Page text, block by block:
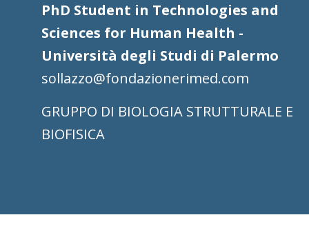
PhD Student in Technologies and
Sciences for Human Health -
Università degli Studi di Palermo
sollazzo@fondazionerimed.com
BIOLOGIA STRUTTURALE E
BIOFISICA